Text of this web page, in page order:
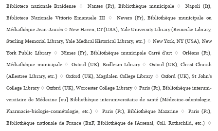
Biblioteca nazio­nale Braidense ♢ Nantes (Fr), Bibliothèque muni­ci­pale ♢ Napoli (It),
Biblioteca Nazionale Vittorio Emanuele III ♢ Nevers (Fr), Bibliothèque muni­ci­pale ou
Médiathèque Jean-Jaurès ♢ New Haven, CT (USA), Yale University Library (Beinecke Library,
Sterling Memorial Library, Yale Medical Historical Library, etc.) ♢ New York, NY (USA), New
York Public Library ♢ Nîmes (Fr), Bibliothèque muni­ci­pale Carré d’art ♢ Orléans (Fr),
Médiathèque muni­ci­pale ♢ Oxford (UK), Bodleian Library ♢ Oxford (UK), Christ Church
(Allestree Library, etc.) ♢ Oxford (UK), Magdalen College Library ♢ Oxford (UK), St John’s
College Library ♢ Oxford (UK), Worcester College Library ♢ Paris (Fr), Bibliothèque inte­ru­ni­
ver­si­taire de Médecine [ou] Bibliothèque inte­ru­ni­ver­si­taire de santé (Médecine-odon­to­lo­gie,
Pharmacie-bio­lo­gie-cos­mé­to­lo­gie, etc.) ♢ Paris (Fr), Bibliothèque Mazarine ♢ Paris (Fr),
Bibliothèque nationale de France (BnF, Bibliothèque de l’Arsenal, Coll. Rothschild, etc.) ♢